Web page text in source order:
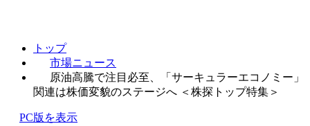
トップ
市場ニュース
原油高騰で注目必至、「サーキュラーエコノミー」
関連は株価変貌のステージへ ＜株探トップ特集＞
PC版を表示